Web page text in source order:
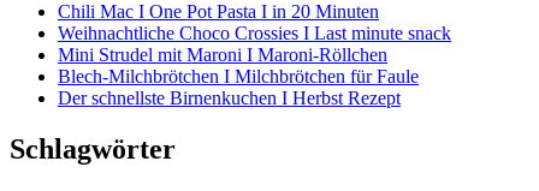
Chili Mac I One Pot Pasta I in 20 Minuten
Weihnachtliche Choco Crossies I Last minute snack
Mini Strudel mit Maroni I Maroni-Röllchen
Blech-Milchbrötchen I Milchbrötchen für Faule
Der schnellste Birnenkuchen I Herbst Rezept
Schlagwörter